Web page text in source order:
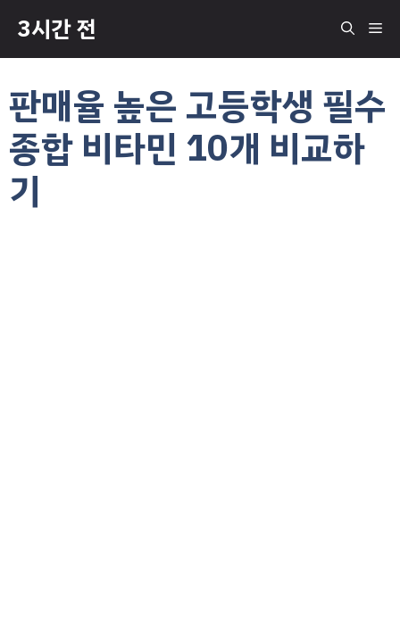
츠
건
뛰
3시간 전 메
판매율 높은 고등학생 필수
종합 비타민 10개 비교하
기